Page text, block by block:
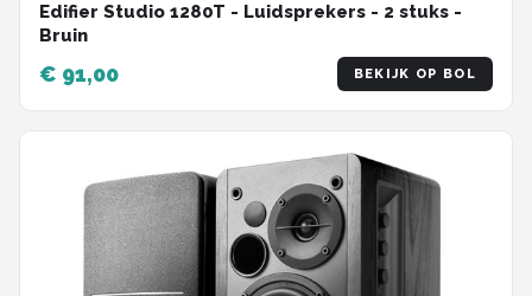
Edifier Studio 1280T - Luidsprekers - 2 stuks -
Bruin
€ 91,00 BEKIJK OP BOL